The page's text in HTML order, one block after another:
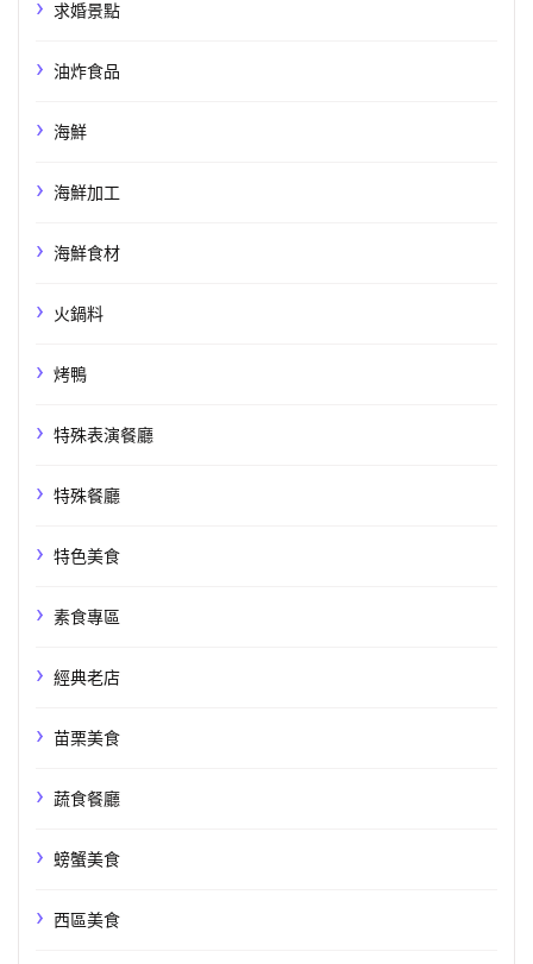
求婚景點
油炸食品
海鮮
海鮮加工
海鮮食材
火鍋料
烤鴨
特殊表演餐廳
特殊餐廳
特色美食
素食專區
經典老店
苗栗美食
蔬食餐廳
螃蟹美食
西區美食